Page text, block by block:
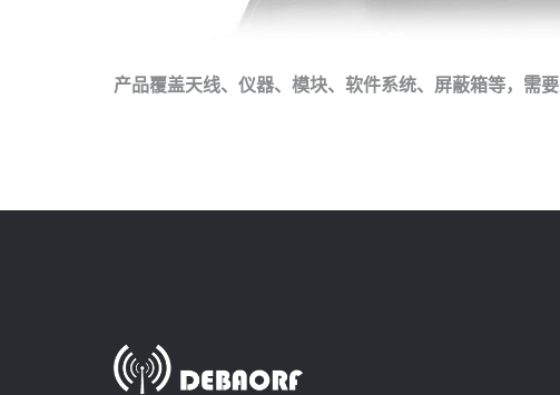
产品覆盖天线、仪器、模块、软件系统、屏蔽箱等，需要